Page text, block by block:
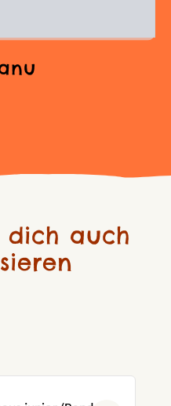
dich auch